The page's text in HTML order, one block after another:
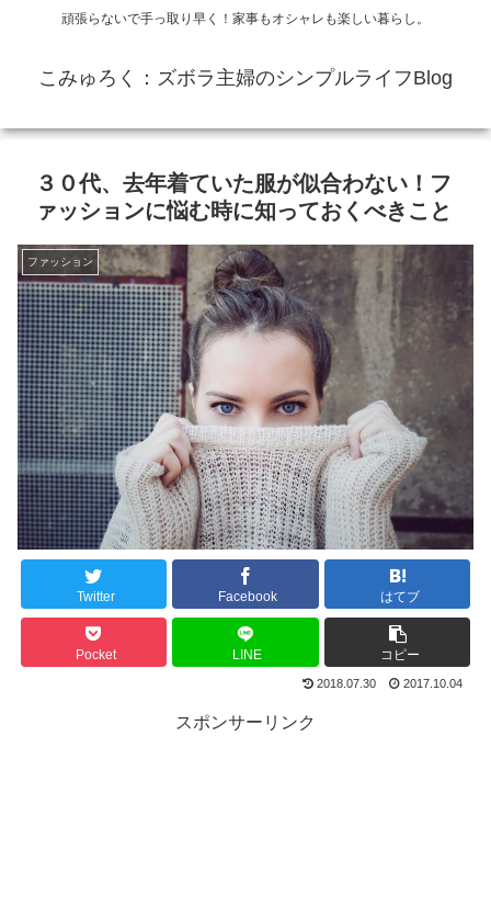
頑張らないで手っ取り早く！家事もオシャレも楽しい暮らし。
こみゅろく：ズボラ主婦のシンプルライフBlog
３０代、去年着ていた服が似合わない！フ
ァッションに悩む時に知っておくべきこと
ファッション
Twitter Facebook はてブ
Pocket LINE コピー
2018.07.30 2017.10.04
スポンサーリンク